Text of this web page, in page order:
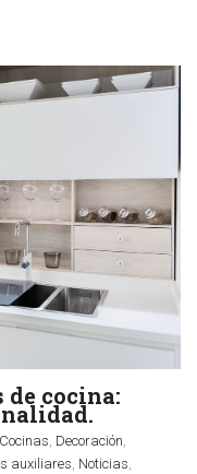
de cocina:
Cocinas, Decoración,
auxiliares, Noticias,